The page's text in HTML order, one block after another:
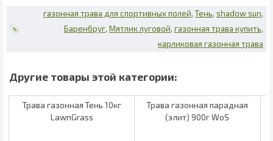
газонная трава для спортивных полей Тень shadow sun
Баренбруг Мятлик луговой газонная трава купить
карликовая газонная трава
Трава газонная Тень 10кг
LawnGrass
Трава газонная парадная
(элит) 900г WoS